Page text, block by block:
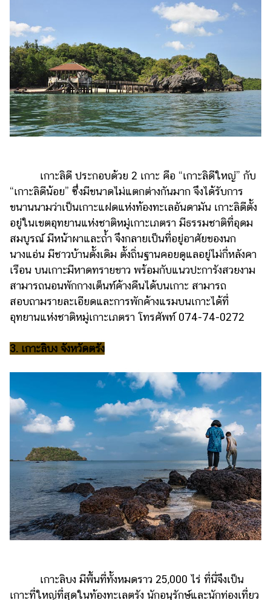
เรียน
เลข
ออนไลน์
ติดต่อ
โฆษณา
แจ้ง
ปัญหา
เรา
เกาะลิดี ประกอบด้วย 2 เกาะ คือ “เกาะลิดีใหญ่” กับ
“เกาะลิดีน้อย” ซึ่งมีขนาดไม่แตกต่างกันมาก จึงได้รับการ
ขนานนามว่าเป็นเกาะแฝดแห่งท้องทะเลอันดามัน เกาะลิดีตั้ง
อยู่ในเขตอุทยานแห่งชาติหมู่เกาะเภตรา มีธรรมชาติที่อุดม
สมบูรณ์ มีหน้าผาและถ้ำ จึงกลายเป็นที่อยู่อาศัยของนก
นางแอ่น มีชาวบ้านดั้งเดิม ตั้งถิ่นฐานคอยดูแลอยู่ไม่กี่หลังคา
เรือน บนเกาะมีหาดทรายขาว พร้อมกับแนวปะการังสวยงาม
สามารถนอนพักกางเต็นท์ค้างคืนได้บนเกาะ สามารถ
สอบถามรายละเอียดและการพักค้างแรมบนเกาะได้ที่
อุทยานแห่งชาติหมู่เกาะเภตรา โทรศัพท์ 074-74-0272
3. เกาะลิบง จังหวัดตรัง
เกาะลิบง มีพื้นที่ทั้งหมดราว 25,000 ไร่ ที่นี่จึงเป็น
เกาะที่ใหญ่ที่สุดในท้องทะเลตรัง นักอนุรักษ์และนักท่องเที่ยว